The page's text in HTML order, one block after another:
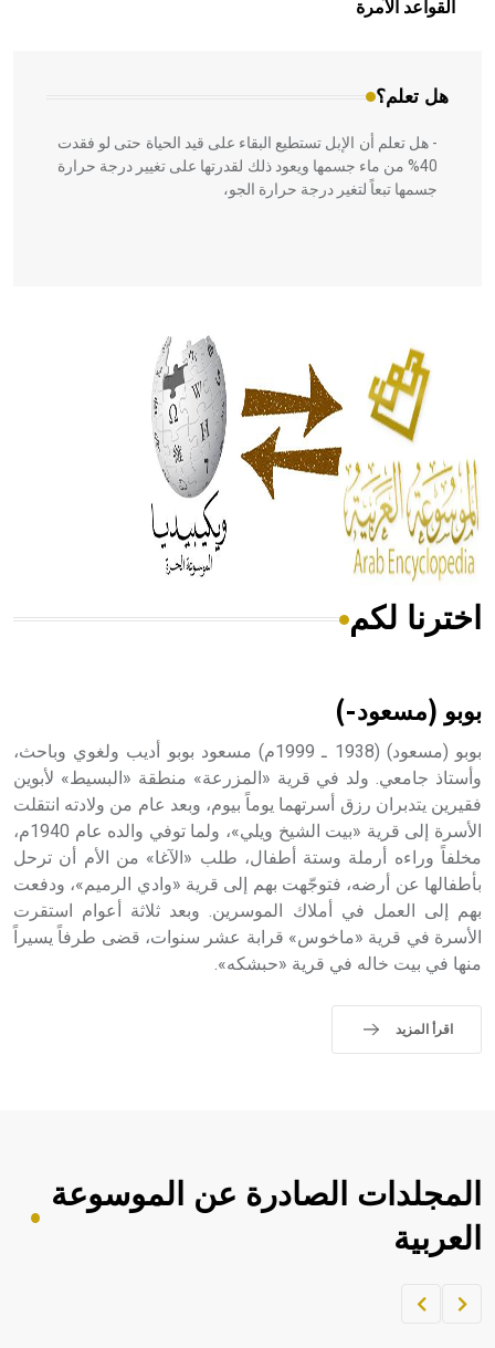
القواعد الآمرة
هل تعلم؟
المعمار على بناء مداميكه وخاصة في الواجهات
- هل تعلم أن الإبل تستطيع البقاء على قيد الحياة حتى لو فقدت
40% من ماء جسمها ويعود ذلك لقدرتها على تغيير درجة حرارة
جسمها تبعاً لتغير درجة حرارة الجو،
الحكم، الأدلة، تنظيم التغذية، ورسالته في جروح الرأس. ويعود
له الفضل بأنه حرر الطب من الدين والفلسفة.
- هل تعلم أن المرجان إفراز حيواني يتكون في البحر ويتركب
من مادة كربونات الكلسيوم، وهو أحمر أو شديد الحمرة وهو
أجود أنواعه، ويمتاز بكبر الحجم ويسمى الش
هل تعلم أن الأبسيد كلمة فرنسية اللفظ تم اعتمادها مصطلحاً
- هل تعلم أن أبجر Abgar اسم معروف جيداً يعود إلى عدد من
الملوك الذين حكموا مدينة إديسا (الرها) من أبجر الأول وحتى
التاسع، وهم ينتسبون إلى أسرة أوسروين
حيث تقتصر القيمة الصوتية للعلامة الك
اخترنا لكم
بوبو (مسعود-)
بوبو (مسعود) (1938 ـ 1999م) مسعود بوبو أديب ولغوي وباحث،
وأستاذ جامعي. ولد في قرية «المزرعة» منطقة «البسيط» لأبوين
فقيرين يتدبران رزق أسرتهما يوماً بيوم، وبعد عام من ولادته انتقلت
الأسرة إلى قرية «بيت الشيخ ويلي»، ولما توفي والده عام 1940م،
مخلفاً وراءه أرملة وستة أطفال، طلب «الآغا» من الأم أن ترحل
بأطفالها عن أرضه، فتوجّهت بهم إلى قرية «وادي الرميم»، ودفعت
بهم إلى العمل في أملاك الموسرين. وبعد ثلاثة أعوام استقرت
الأسرة في قرية «ماخوس» قرابة عشر سنوات، قضى طرفاً يسيراً
منها في بيت خاله في قرية «حبشكه».
اقرأ المزيد
المجلدات الصادرة عن الموسوعة
العربية